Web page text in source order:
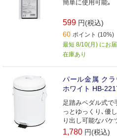
簡単に使用可能｡
599 円(税込)
60 ポイント (10%)
最短 8/10(月) にお
在庫あり
パール金属 ク
ホワイト HB-
足踏みペダル式で
っとゆっくり､優
り出し可能なバケ
1,780 円(税込)